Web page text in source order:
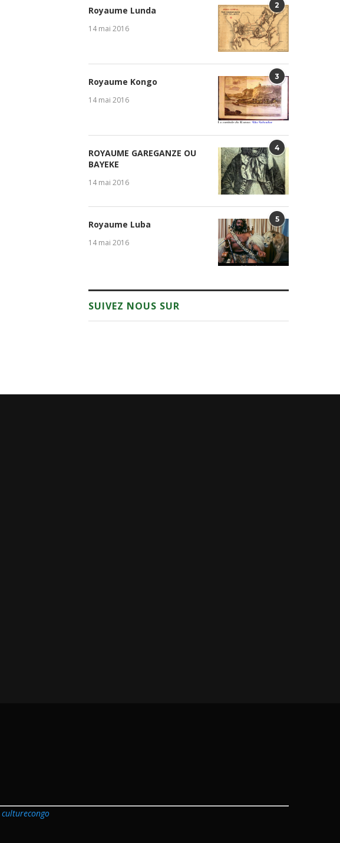
2
Royaume Lunda
14 mai 2016
3
Royaume Kongo
14 mai 2016
4
ROYAUME GAREGANZE OU
BAYEKE
14 mai 2016
5
Royaume Luba
14 mai 2016
SUIVEZ NOUS SUR
culturecongo